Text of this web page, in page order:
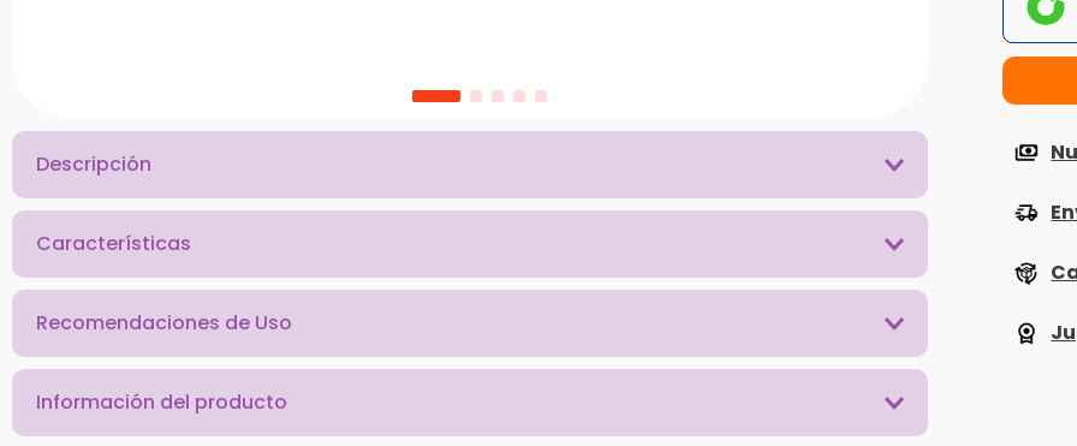
Descripción
Características
Recomendaciones de Uso
Información del producto